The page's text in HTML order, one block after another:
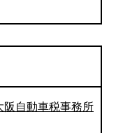
阪自動車税事務所